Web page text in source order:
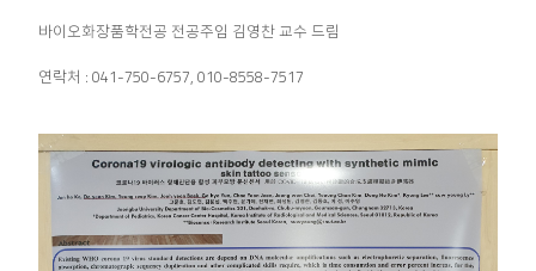
바이오화장품학전공 전공주임 김영찬 교수 드림
연락처 : 041-750-6757, 010-8558-7517